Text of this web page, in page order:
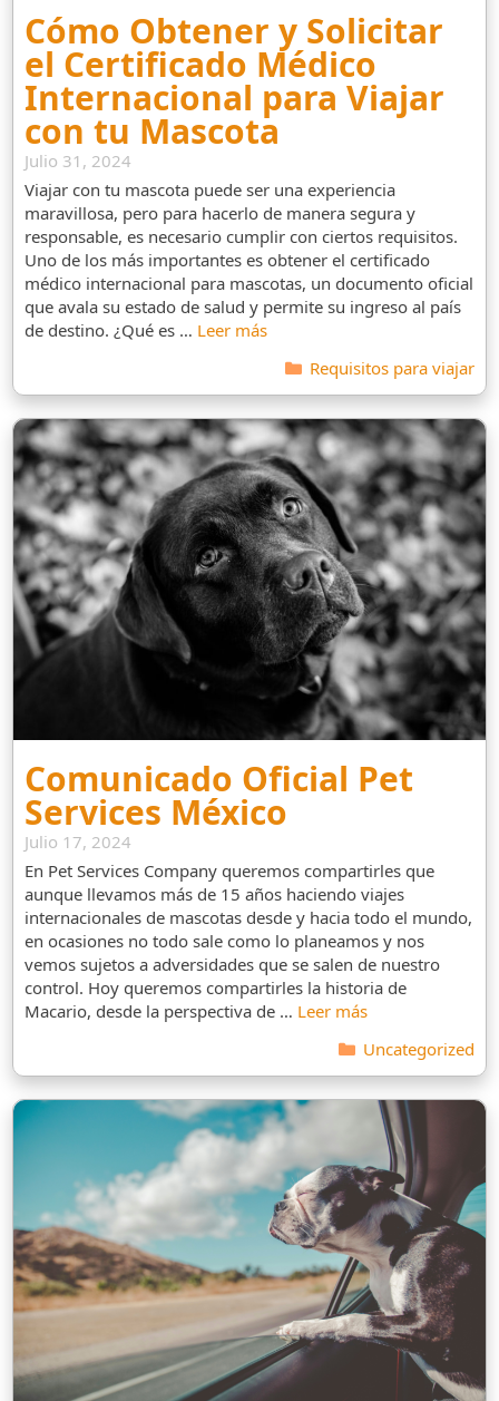
Cómo Obtener y Solicitar
el Certificado Médico
Internacional para Viajar
con tu Mascota
Julio 31, 2024
Viajar con tu mascota puede ser una experiencia
maravillosa, pero para hacerlo de manera segura y
responsable, es necesario cumplir con ciertos requisitos.
Uno de los más importantes es obtener el certificado
médico internacional para mascotas, un documento oficial
que avala su estado de salud y permite su ingreso al país
de destino. ¿Qué es … Leer más
Categorías
Requisitos para viajar
Comunicado Oficial Pet
Services México
Julio 17, 2024
En Pet Services Company queremos compartirles que
aunque llevamos más de 15 años haciendo viajes
internacionales de mascotas desde y hacia todo el mundo,
en ocasiones no todo sale como lo planeamos y nos
vemos sujetos a adversidades que se salen de nuestro
control. Hoy queremos compartirles la historia de
Macario, desde la perspectiva de … Leer más
Categorías
Uncategorized